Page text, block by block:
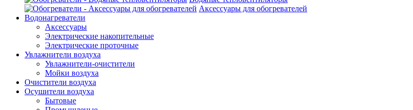
Аксессуары для обогревателей
Водонагреватели
Аксессуары
Электрические накопительные
Электрические проточные
Увлажнители воздуха
Увлажнители-очистители
Мойки воздуха
Очистители воздуха
Осушители воздуха
Бытовые